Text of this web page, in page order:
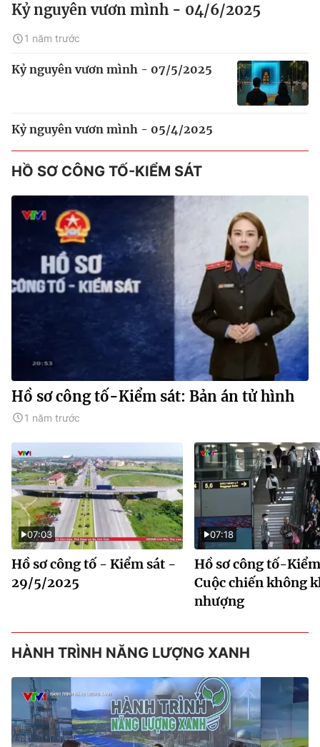
Kỷ nguyên vươn mình - 04/6/2025
1 năm trước
Kỷ nguyên vươn mình - 07/5/2025
Kỷ nguyên vươn mình - 05/4/2025
HỒ SƠ CÔNG TỐ-KIỂM SÁT
Hồ sơ công tố-Kiểm sát: Bản án tử hình
1 năm trước
07:03
Hồ sơ công tố - Kiểm sát -
29/5/2025
07:18
Hồ sơ công tố-
Cuộc chiến không
nhượng
HÀNH TRÌNH NĂNG LƯỢNG XANH